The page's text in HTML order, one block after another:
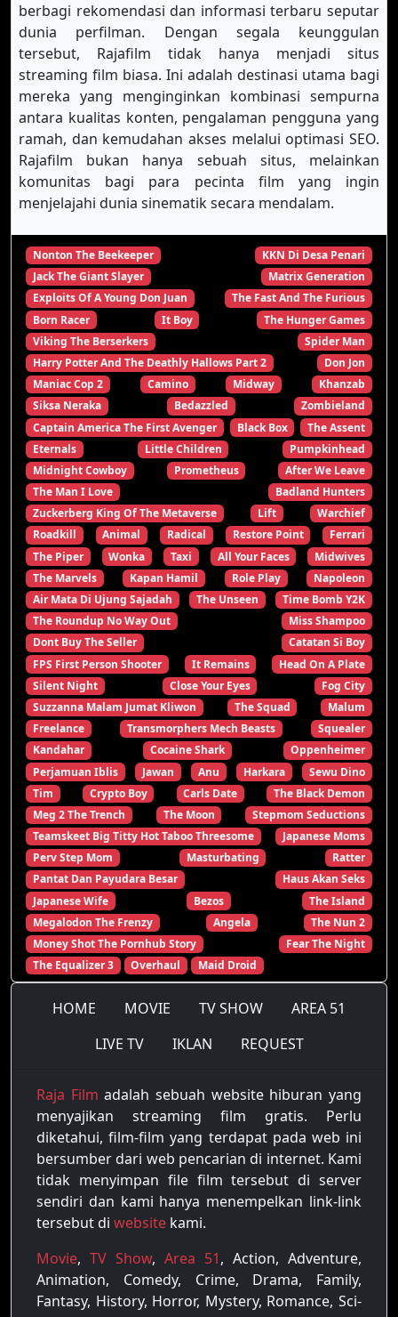
berbagi rekomendasi dan informasi terbaru seputar
dunia perfilman. Dengan segala keunggulan
tersebut, Rajafilm tidak hanya menjadi situs
streaming film biasa. Ini adalah destinasi utama bagi
mereka yang menginginkan kombinasi sempurna
antara kualitas konten, pengalaman pengguna yang
ramah, dan kemudahan akses melalui optimasi SEO.
Rajafilm bukan hanya sebuah situs, melainkan
komunitas bagi para pecinta film yang ingin
menjelajahi dunia sinematik secara mendalam.
Nonton The Beekeeper
KKN Di Desa Penari
Jack The Giant Slayer
Matrix Generation
Exploits Of A Young Don Juan
The Fast And The Furious
Born Racer
It Boy
The Hunger Games
Viking The Berserkers
Spider Man
Harry Potter And The Deathly Hallows Part 2
Don Jon
Maniac Cop 2
Camino Midway
Khanzab
Siksa Neraka
Bedazzled
Zombieland
Captain America The First Avenger
Black Box
The Assent
Eternals
Little Children
Pumpkinhead
Midnight Cowboy
Prometheus
After We Leave
The Man I Love
Badland Hunters
Zuckerberg King Of The Metaverse
Lift
Warchief
Roadkill
Animal Radical Restore Point
Ferrari
The Piper
Wonka Taxi All Your Faces
Midwives
The Marvels
Kapan Hamil Role Play
Napoleon
Air Mata Di Ujung Sajadah
The Unseen
Time Bomb Y2K
The Roundup No Way Out
Miss Shampoo
Dont Buy The Seller
Catatan Si Boy
FPS First Person Shooter
It Remains
Head On A Plate
Silent Night
Close Your Eyes
Fog City
Suzzanna Malam Jumat Kliwon
The Squad
Malum
Freelance
Transmorphers Mech Beasts
Squealer
Kandahar
Cocaine Shark
Oppenheimer
Perjamuan Iblis
Jawan Anu Harkara
Sewu Dino
Tim
Crypto Boy Carls Date
The Black Demon
Meg 2 The Trench
The Moon
Stepmom Seductions
Teamskeet Big Titty Hot Taboo Threesome
Japanese Moms
Perv Step Mom
Masturbating
Ratter
Pantat Dan Payudara Besar
Haus Akan Seks
Japanese Wife
Bezos
The Island
Megalodon The Frenzy
Angela
The Nun 2
Money Shot The Pornhub Story
Fear The Night
The Equalizer 3
Overhaul Maid Droid
HOME MOVIE TV SHOW
AREA 51
LIVE TV
IKLAN REQUEST
Raja Film adalah sebuah website hiburan yang
menyajikan streaming film gratis. Perlu
diketahui, film-film yang terdapat pada web ini
bersumber dari web pencarian di internet. Kami
tidak menyimpan file film tersebut di server
sendiri dan kami hanya menempelkan link-link
tersebut di website kami.
Movie, TV Show, Area 51, Action, Adventure,
Animation, Comedy, Crime, Drama, Family,
Fantasy, History, Horror, Mystery, Romance, Sci-